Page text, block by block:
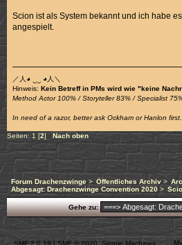
Scion ist als System bekannt und ich habe
angespielt.
／人◕ ‿‿ ◕人＼
Hinweis:Kein Betreff in PMs wird wie "keine
Method Actor 100% / Storyteller 83% / Specialist
In need of a razor, better ask Ockham or Hanlon first.
Seiten: 1 [2] Nach oben
Forum Drachenzwinge > Öffentliches Archiv>
Abgesagt: Drachenzwinge Convention 2020 >
Gehe zu:
SMF 2.0.19 | SMF © 2020 Simple Machines